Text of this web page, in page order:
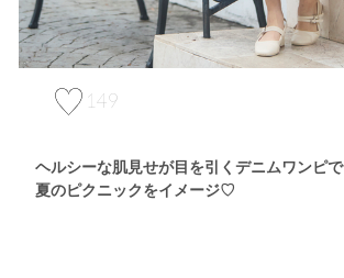
149
ヘルシーな肌見せが目を引くデニムワンピで
夏のピクニックをイメージ♡